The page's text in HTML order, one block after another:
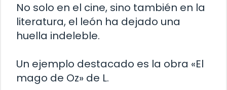
No solo en el cine, sino también en la
literatura, el león ha dejado una
huella indeleble.
Un ejemplo destacado es la obra «El
mago de Oz» de L.